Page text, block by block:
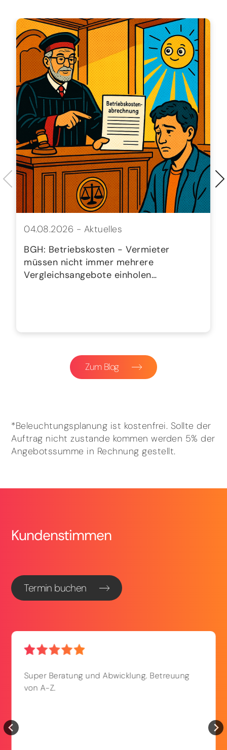
04.08.2026 - Aktuelles
BGH: Betriebskosten - Vermieter
müssen nicht immer mehrere
Vergleichsangebote einholen…
Zum Blog
*Beleuchtungsplanung ist kostenfrei. Sollte der
Auftrag nicht zustande kommen werden 5% der
Angebotssumme in Rechnung gestellt.
Kundenstimmen
Termin buchen
Super Beratung und Abwicklung. Betreuung
von A-Z.